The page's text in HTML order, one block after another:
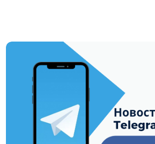
https://t.me/minskctvby